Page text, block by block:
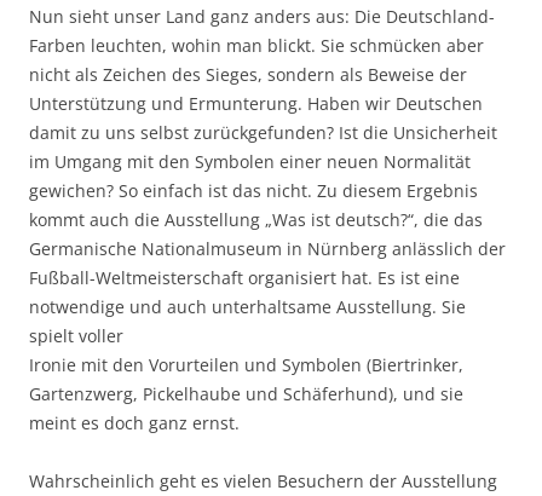
Nun sieht unser Land ganz anders aus: Die Deutschland-
Farben leuchten, wohin man blickt. Sie schmücken aber
nicht als Zeichen des Sieges, sondern als Beweise der
Unterstützung und Ermunterung. Haben wir Deutschen
damit zu uns selbst zurückgefunden? Ist die Unsicherheit
im Umgang mit den Symbolen einer neuen Normalität
gewichen? So einfach ist das nicht. Zu diesem Ergebnis
kommt auch die Ausstellung „Was ist deutsch?“, die das
Germanische Nationalmuseum in Nürnberg anlässlich der
Fußball-Weltmeisterschaft organisiert hat. Es ist eine
notwendige und auch unterhaltsame Ausstellung. Sie
spielt voller
Ironie mit den Vorurteilen und Symbolen (Biertrinker,
Gartenzwerg, Pickelhaube und Schäferhund), und sie
meint es doch ganz ernst.
Wahrscheinlich geht es vielen Besuchern der Ausstellung